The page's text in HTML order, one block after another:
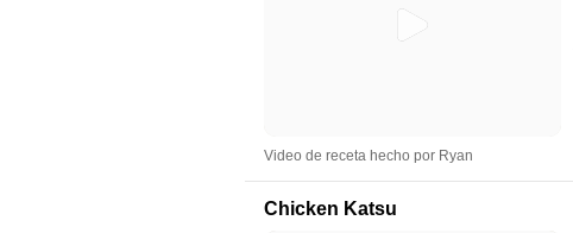
Video de receta hecho por Ryan
Chicken Katsu